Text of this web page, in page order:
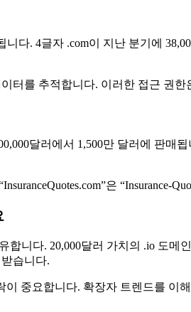
다. 4글자 .com이 지난 분기에
터를 추적합니다. 이러한 접근 권한
달러에서 1,500만 달러에 판매
은 “Insurance-
니다. 20,000달러 가치의 .io 도메
습니다.
중요합니다. 확장자 트렌드를 이